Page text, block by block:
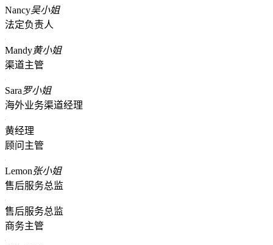
Nancy吴小姐
法定负责人
Mandy黄小姐
渠道主管
Sara罗小姐
海外业务渠道经理
黄经理
顾问主管
Lemon张小姐
售后服务总监
售后服务总监
商务主管